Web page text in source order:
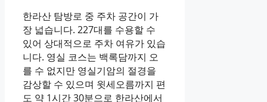
한라산 탐방로 중 주차 공간이 가
장 넓습니다. 227대를 수용할 수
있어 상대적으로 주차 여유가 있습
니다. 영실 코스는 백록담까지 오
를 수 없지만 영실기암의 절경을
감상할 수 있으며 윗세오름까지 편
도 약 1시간 30분으로 한라산에서